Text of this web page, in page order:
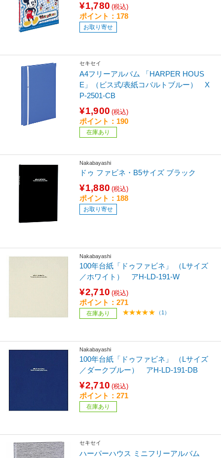
¥1,780 (税込)
ポイント：178
お取り寄せ
セキセイ
A4フリーアルバム 「HARPER HOUS
E」（ビス式/表紙コバルトブルー） X
P-2501-CB
¥1,900 (税込)
ポイント：190
在庫あり
Nakabayashi
ドゥ ファビネ・B5サイズ ブラック
¥1,880 (税込)
ポイント：188
お取り寄せ
Nakabayashi
100年台紙「ドゥファビネ」 （Lサイズ
／ホワイト） アH-LD-191-W
¥2,710 (税込)
ポイント：271
在庫あり （1）
Nakabayashi
100年台紙「ドゥファビネ」 （Lサイズ
／ダークブルー） アH-LD-191-DB
¥2,710 (税込)
ポイント：271
在庫あり
セキセイ
ハーパーハウス ミニフリーアルバム